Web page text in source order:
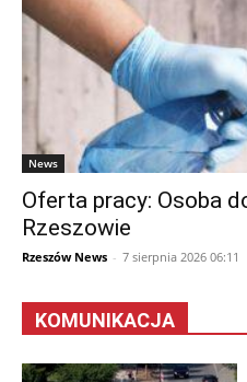
News
Oferta pracy: Osoba
Rzeszowie
Rzeszów News - 7 sierpnia 2026 06:11
KOMUNIKACJA